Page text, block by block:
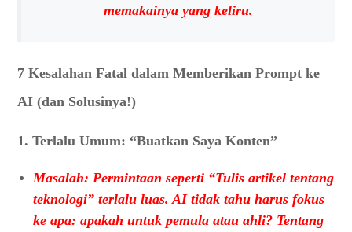
memakainya yang keliru.
7 Kesalahan Fatal dalam Memberikan Prompt ke
AI (dan Solusinya!)
1. Terlalu Umum: “Buatkan Saya Konten”
Masalah: Permintaan seperti “Tulis artikel tentang
teknologi” terlalu luas. AI tidak tahu harus fokus
ke apa: apakah untuk pemula atau ahli? Tentang